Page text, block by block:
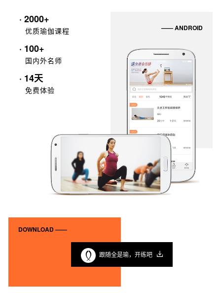
· 2000+
优质瑜伽课程
· 100+
国内外名师
· 14天
免费体验
—— ANDROID
DOWNLOAD ——
跟随全是瑜，开练吧